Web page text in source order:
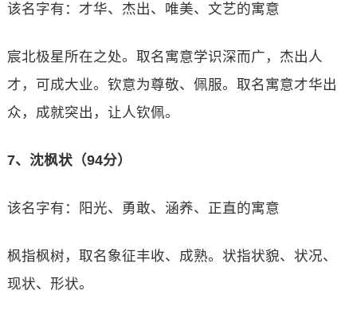
该名字有：才华、杰出、唯美、文艺的寓意
宸北极星所在之处。取名寓意学识深而广，杰出人
才，可成大业。钦意为尊敬、佩服。取名寓意才华出
众，成就突出，让人钦佩。
7、沈枫状（94分）
该名字有：阳光、勇敢、涵养、正直的寓意
枫指枫树，取名象征丰收、成熟。状指状貌、状况、
现状、形状。